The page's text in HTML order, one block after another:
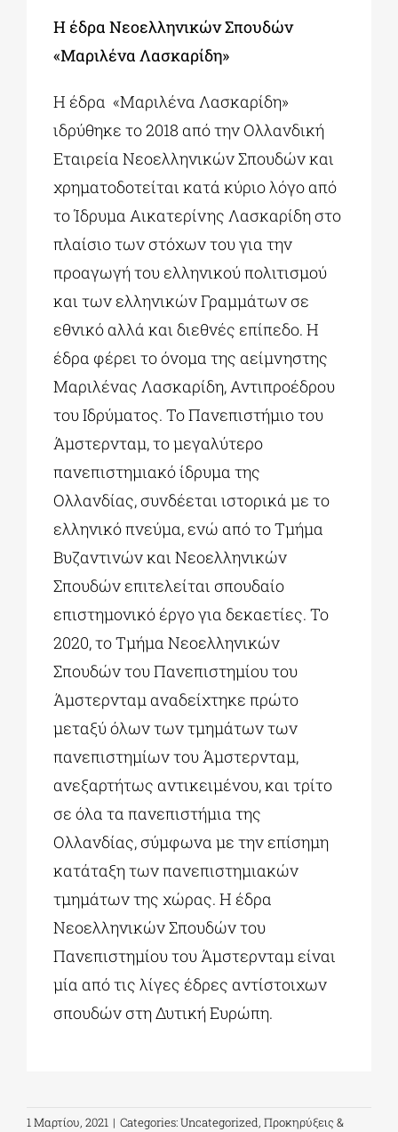
Η έδρα Νεοελληνικών Σπουδών
«Μαριλένα Λασκαρίδη»
Η έδρα «Μαριλένα Λασκαρίδη»
ιδρύθηκε το 2018 από την Ολλανδική
Εταιρεία Νεοελληνικών Σπουδών και
χρηματοδοτείται κατά κύριο λόγο από
το Ίδρυμα Αικατερίνης Λασκαρίδη στο
πλαίσιο των στόχων του για την
προαγωγή του ελληνικού πολιτισμού
και των ελληνικών Γραμμάτων σε
εθνικό αλλά και διεθνές επίπεδο. Η
έδρα φέρει το όνομα της αείμνηστης
Μαριλένας Λασκαρίδη, Αντιπροέδρου
του Ιδρύματος. Το Πανεπιστήμιο του
Άμστερνταμ, το μεγαλύτερο
πανεπιστημιακό ίδρυμα της
Ολλανδίας, συνδέεται ιστορικά με το
ελληνικό πνεύμα, ενώ από το Τμήμα
Βυζαντινών και Νεοελληνικών
Σπουδών επιτελείται σπουδαίο
επιστημονικό έργο για δεκαετίες. Το
2020, το Τμήμα Νεοελληνικών
Σπουδών του Πανεπιστημίου του
Άμστερνταμ αναδείχτηκε πρώτο
μεταξύ όλων των τμημάτων των
πανεπιστημίων του Άμστερνταμ,
ανεξαρτήτως αντικειμένου, και τρίτο
σε όλα τα πανεπιστήμια της
Ολλανδίας, σύμφωνα με την επίσημη
κατάταξη των πανεπιστημιακών
τμημάτων της χώρας. Η έδρα
Νεοελληνικών Σπουδών του
Πανεπιστημίου του Άμστερνταμ είναι
μία από τις λίγες έδρες αντίστοιχων
σπουδών στη Δυτική Ευρώπη.
1 Μαρτίου, 2021 | Categories:Uncategorized, Προκηρύξεις &